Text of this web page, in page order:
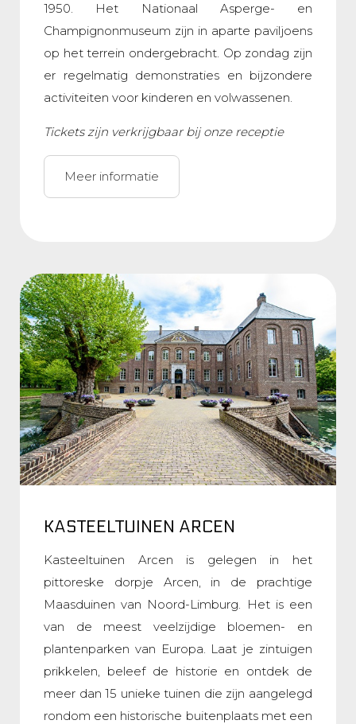
1950. Het Nationaal Asperge- en
Champignonmuseum zijn in aparte paviljoens
op het terrein ondergebracht. Op zondag zijn
er regelmatig demonstraties en bijzondere
activiteiten voor kinderen en volwassenen.
Tickets zijn verkrijgbaar bij onze receptie
Meer informatie
KASTEELTUINEN ARCEN
Kasteeltuinen Arcen is gelegen in het
pittoreske dorpje Arcen, in de prachtige
Maasduinen van Noord-Limburg. Het is een
van de meest veelzijdige bloemen- en
plantenparken van Europa. Laat je zintuigen
prikkelen, beleef de historie en ontdek de
meer dan 15 unieke tuinen die zijn aangelegd
rondom een historische buitenplaats met een